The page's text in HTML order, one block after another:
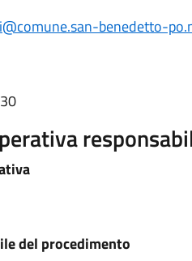
benedetto-
del procedimento